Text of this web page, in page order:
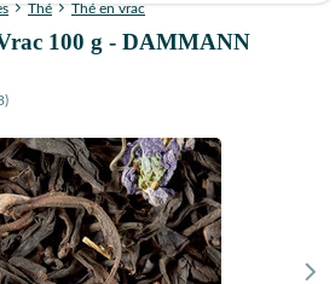
Thé Thé en vrac
100 g - DAMMANN
)